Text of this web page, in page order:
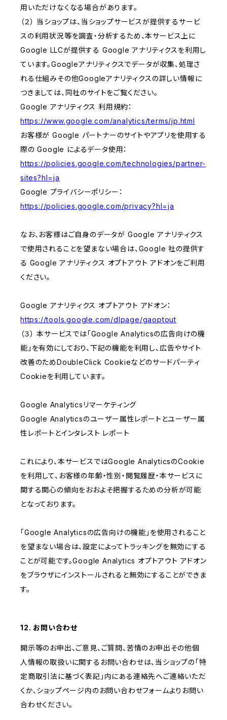
用いただけなくなる場合があります。
（２） 当ショップは、当ショップサービスが提供するサービ
スの利用状況等を調査・分析するため、本サービス上に
Google LLCが提供する Google アナリティクスを利用し
ています。Googleアナリティクスでデータが収集、処理さ
れる仕組みその他Googleアナリティクスの詳しい情報に
つきましては、同社のサイトをご覧ください。
Google アナリティクス 利用規約：
https://www.google.com/analytics/terms/jp.html
お客様が Google パートナーのサイトやアプリを使用する
際の Google によるデータ使用：
https://policies.google.com/technologies/partner-
sites?hl=ja
Google プライバシーポリシー：
https://policies.google.com/privacy?hl=ja
なお、お客様はご自身のデータが Google アナリティクス
で使用されることを望まない場合は、Google 社の提供す
る Google アナリティクス オプトアウト アドオンをご利用
ください。
Google アナリティクス オプトアウト アドオン：
https://tools.google.com/dlpage/gaoptout
（３） 本サービスでは「Google Analyticsの広告向けの機
能」を有効にしており、下記の機能を利用し、広告やサイト
改善のためDoubleClick Cookieなどのサードパーティ
Cookieを利用しています。
Google Analyticsリマーケティング
Google Analyticsのユーザー属性レポートとユーザー属
性レポートとインタレスト レポート
これにより、本サービスではGoogle AnalyticsのCookie
を利用して、お客様の年齢・性別・閲覧履歴・本サービスに
関する関心の傾向をおおよそ把握するための分析が可能
となっております。
「Google Analyticsの広告向けの機能」を使用されること
を望まない場合は、設定によってトラッキングを無効にする
ことが可能です。Google Analytics オプトアウト アドオン
をブラウザにインストールされると無効にすることができま
す。
12. お問い合わせ
開示等のお申出、ご意見、ご質問、苦情のお申出その他個
人情報の取扱いに関するお問い合わせは、当ショップの「特
定商取引法に基づく表記」内にある連絡先へご連絡いただ
くか、ショップページ内のお問い合わせフォームよりお問い
合わせください。